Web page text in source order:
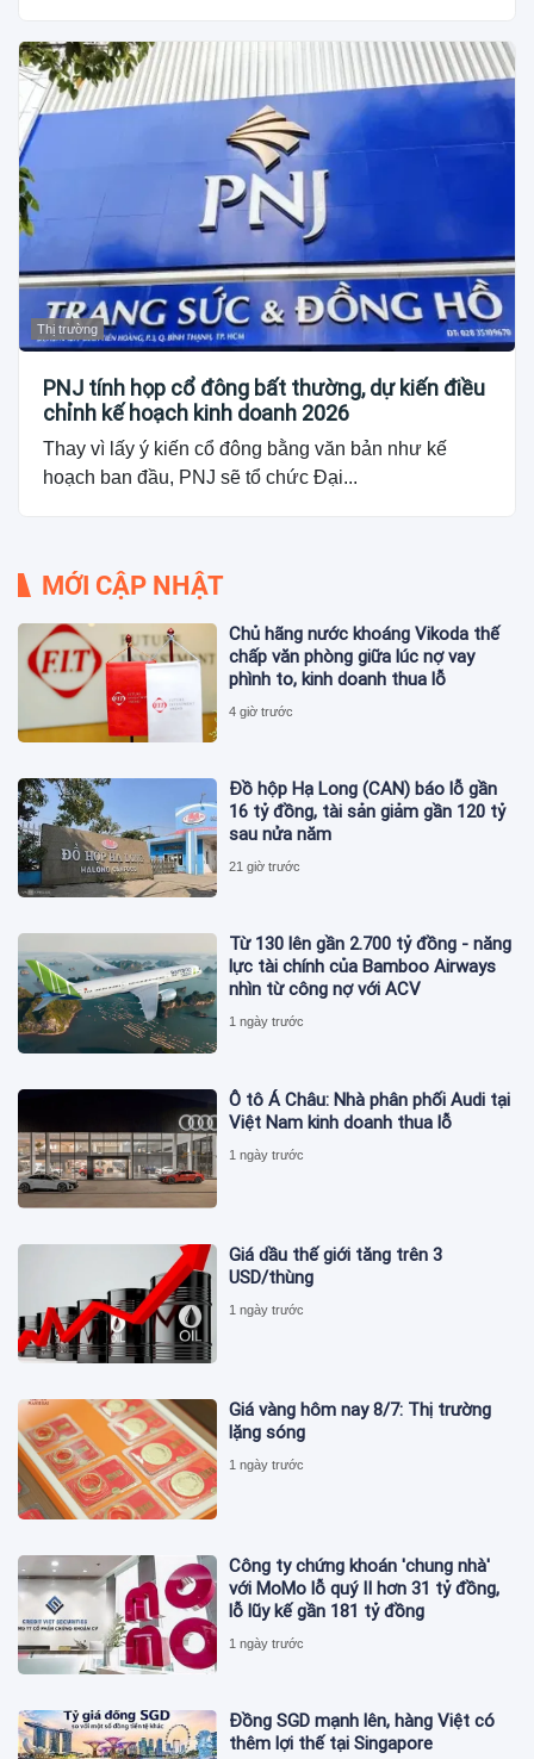
Thị trường
PNJ tính họp cổ đông bất thường, dự kiến điều
chỉnh kế hoạch kinh doanh 2026
Thay vì lấy ý kiến cổ đông bằng văn bản như kế
hoạch ban đầu, PNJ sẽ tổ chức Đại...
MỚI CẬP NHẬT
Chủ hãng nước khoáng Vikoda thế
chấp văn phòng giữa lúc nợ vay
phình to, kinh doanh thua lỗ
4 giờ trước
Đồ hộp Hạ Long (CAN) báo lỗ gần
16 tỷ đồng, tài sản giảm gần 120 tỷ
sau nửa năm
21 giờ trước
Từ 130 lên gần 2.700 tỷ đồng - năng
lực tài chính của Bamboo Airways
nhìn từ công nợ với ACV
1 ngày trước
Ô tô Á Châu: Nhà phân phối Audi tại
Việt Nam kinh doanh thua lỗ
1 ngày trước
Giá dầu thế giới tăng trên 3
USD/thùng
1 ngày trước
Giá vàng hôm nay 8/7: Thị trường
lặng sóng
1 ngày trước
Công ty chứng khoán 'chung nhà'
với MoMo lỗ quý II hơn 31 tỷ đồng,
lỗ lũy kế gần 181 tỷ đồng
1 ngày trước
Đồng SGD mạnh lên, hàng Việt có
thêm lợi thế tại Singapore